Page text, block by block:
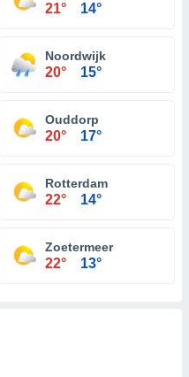
21° 14°
Noordwijk
20° 15°
Ouddorp
20° 17°
Rotterdam
22° 14°
Zoetermeer
22° 13°